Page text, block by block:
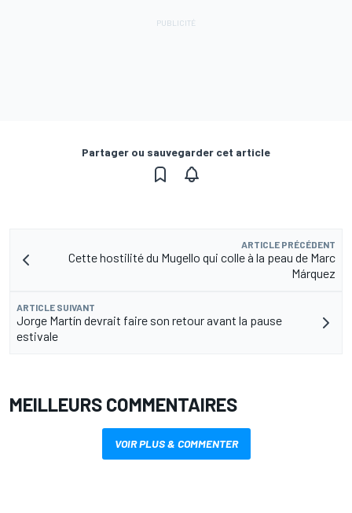
Partager ou sauvegarder cet article
ARTICLE PRÉCÉDENT
Cette hostilité du Mugello qui colle à la peau de Marc
Márquez
ARTICLE SUIVANT
Jorge Martín devrait faire son retour avant la pause
estivale
MEILLEURS COMMENTAIRES
VOIR PLUS & COMMENTER